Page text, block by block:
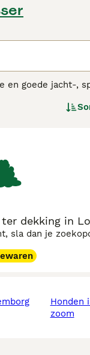
en goede jacht-,
dekking in
sla dan je
honden in bergen op
zoom